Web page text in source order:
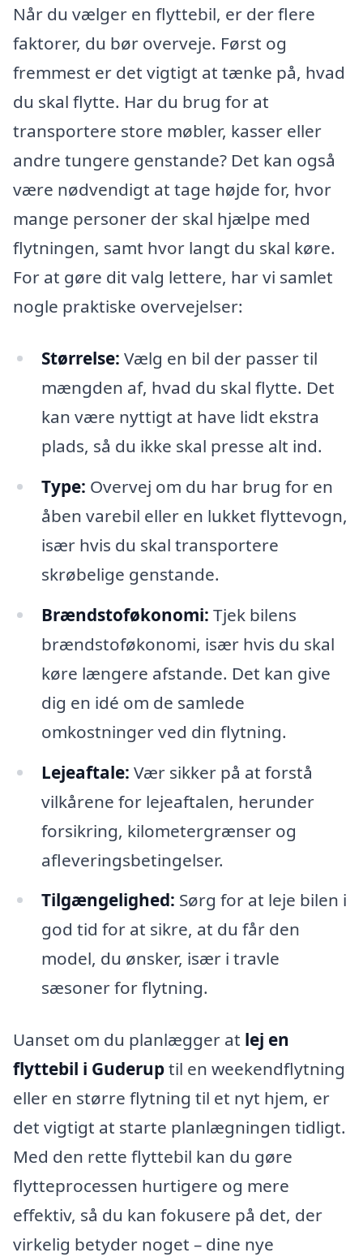
Når du vælger en flyttebil, er der flere
faktorer, du bør overveje. Først og
fremmest er det vigtigt at tænke på, hvad
du skal flytte. Har du brug for at
transportere store møbler, kasser eller
andre tungere genstande? Det kan også
være nødvendigt at tage højde for, hvor
mange personer der skal hjælpe med
flytningen, samt hvor langt du skal køre.
For at gøre dit valg lettere, har vi samlet
nogle praktiske overvejelser:
Størrelse: Vælg en bil der passer til
mængden af, hvad du skal flytte. Det
kan være nyttigt at have lidt ekstra
plads, så du ikke skal presse alt ind.
Type: Overvej om du har brug for en
åben varebil eller en lukket flyttevogn,
især hvis du skal transportere
skrøbelige genstande.
Brændstoføkonomi: Tjek bilens
brændstoføkonomi, især hvis du skal
køre længere afstande. Det kan give
dig en idé om de samlede
omkostninger ved din flytning.
Lejeaftale: Vær sikker på at forstå
vilkårene for lejeaftalen, herunder
forsikring, kilometergrænser og
afleveringsbetingelser.
Tilgængelighed: Sørg for at leje bilen i
god tid for at sikre, at du får den
model, du ønsker, især i travle
sæsoner for flytning.
Uanset om du planlægger at lej en
flyttebil i Guderuptil en weekendflytning
eller en større flytning til et nyt hjem, er
det vigtigt at starte planlægningen tidligt.
Med den rette flyttebil kan du gøre
flytteprocessen hurtigere og mere
effektiv, så du kan fokusere på det, der
virkelig betyder noget – dine nye